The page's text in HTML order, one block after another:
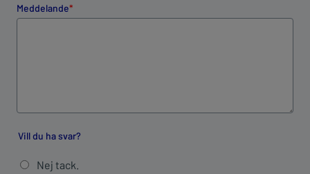
Meddelande
Vill du ha svar?
Nej tack.